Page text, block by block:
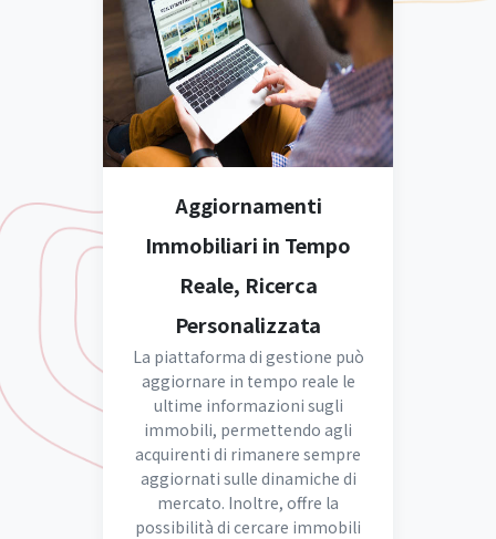
Aggiornamenti
Immobiliari in Tempo
Reale, Ricerca
Personalizzata
La piattaforma di gestione può
aggiornare in tempo reale le
ultime informazioni sugli
immobili, permettendo agli
acquirenti di rimanere sempre
aggiornati sulle dinamiche di
mercato. Inoltre, offre la
possibilità di cercare immobili